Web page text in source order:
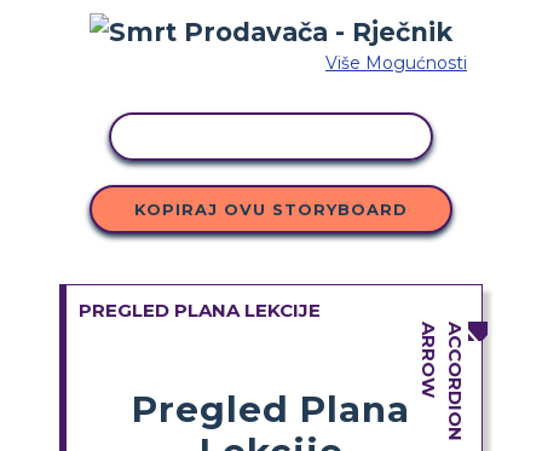
Više Mogućnosti
KOPIRAJ OVU STORYBOARD
PREGLED PLANA LEKCIJE
Pregled Plana